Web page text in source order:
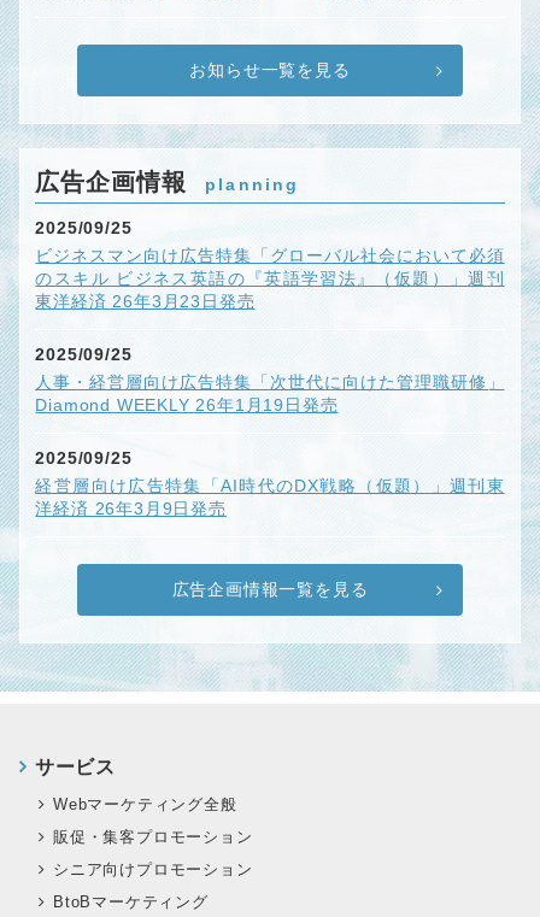
お知らせ一覧を見る
広告企画情報 planning
2025/09/25
ビジネスマン向け広告特集「グローバル社会において必須
のスキル ビジネス英語の『英語学習法』（仮題）」週刊
東洋経済 26年3月23日発売
2025/09/25
人事・経営層向け広告特集「次世代に向けた管理職研修」
Diamond WEEKLY 26年1月19日発売
2025/09/25
経営層向け広告特集「AI時代のDX戦略（仮題）」週刊東
洋経済 26年3月9日発売
広告企画情報一覧を見る
サービス
Webマーケティング全般
販促・集客プロモーション
シニア向けプロモーション
BtoBマーケティング